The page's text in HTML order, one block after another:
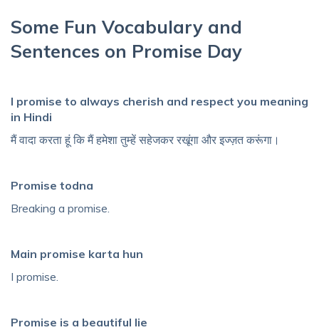
Some Fun Vocabulary and
Sentences on Promise Day
I promise to always cherish and respect you meaning
in Hindi
मैं वादा करता हूं कि मैं हमेशा तुम्हें सहेजकर रखूंगा और इज्ज़त करूंगा।
Promise todna
Breaking a promise.
Main promise karta hun
I promise.
Promise is a beautiful lie